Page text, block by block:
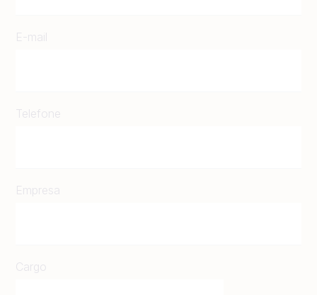
E-mail
Telefone
Empresa
Cargo